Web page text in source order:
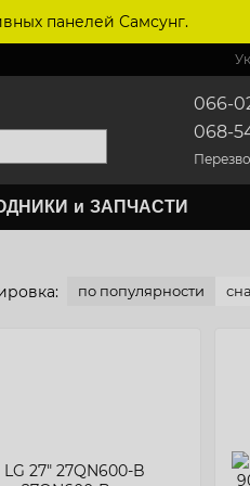
панелей Самсунг.
066-
068-
и ЗАПЧАСТИ
по популярности